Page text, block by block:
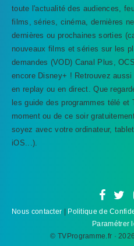
toute l'actualité des audiences,
films, séries, cinéma, dernières
dernières ou prochaines sorties
nouveaux films et séries sur les
demandes (VOD) Canal Plus,
encore Disney+ ! Retrouvez
en replay ou en direct. Que
les guide des programmes télé et
moment ou de ce soir
soyez avec votre ordinateur,
iOS...).
Nous contacter | Politique de
Paramétrer
© TVProgramme.fr ·
TVProgramme
privée
TVProgramme utilise des